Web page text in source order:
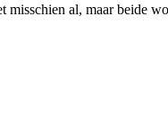
misschien al, maar beide